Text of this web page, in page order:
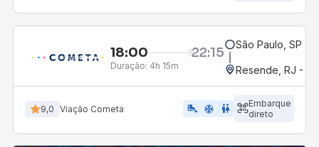
18:00 22:15
Duração: 4h 15m
São Paulo, SP -
Resende, RJ -
9,0 Viação Cometa airline_seat_legroom_extra ac_unit wc
Embarque
direto